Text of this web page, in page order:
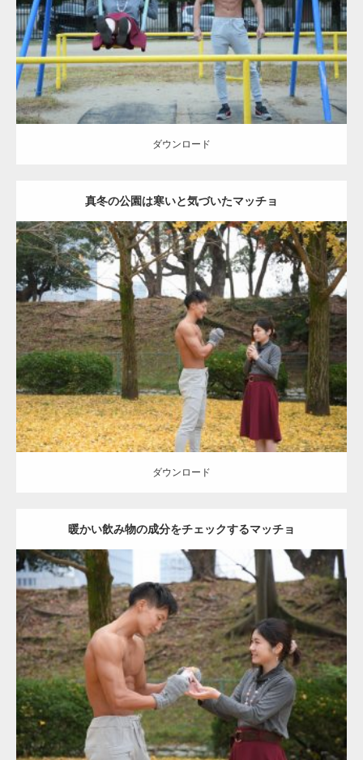
ダウンロード
ダウンロード
真冬の公園は寒いと気づいたマッチョ
Update: 2021.07.8
Category:公園のマッチョ その他 AKIHITO(細マッチョ) 上腕三頭筋
肩
ダウンロード
ダウンロード
暖かい飲み物の成分をチェックするマッチョ
Update:2021.07.8
Category:公園のマッチョ その他 AKIHITO(細マッチョ) 上腕三頭筋
肩
ダウンロード